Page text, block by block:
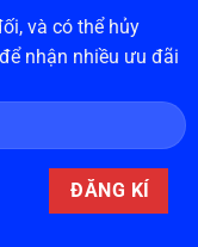
và có thể hủy
nhận nhiều ưu đãi